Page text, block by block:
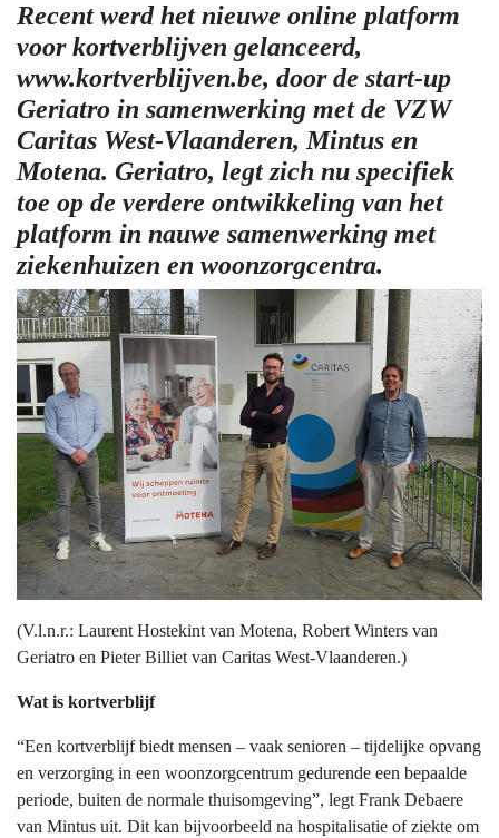
Recent werd het nieuwe online platform
voor kortverblijven gelanceerd,
www.kortverblijven.be, door de start-up
Geriatro in samenwerking met de VZW
Caritas West-Vlaanderen, Mintus en
Motena. Geriatro, legt zich nu specifiek
toe op de verdere ontwikkeling van het
platform in nauwe samenwerking met
ziekenhuizen en woonzorgcentra.
(V.l.n.r.: Laurent Hostekint van Motena, Robert Winters van
Geriatro en Pieter Billiet van Caritas West-Vlaanderen.)
Wat is kortverblijf
“Een kortverblijf biedt mensen – vaak senioren – tijdelijke opvang
en verzorging in een woonzorgcentrum gedurende een bepaalde
periode, buiten de normale thuisomgeving”, legt Frank Debaere
van Mintus uit. Dit kan bijvoorbeeld na hospitalisatie of ziekte om